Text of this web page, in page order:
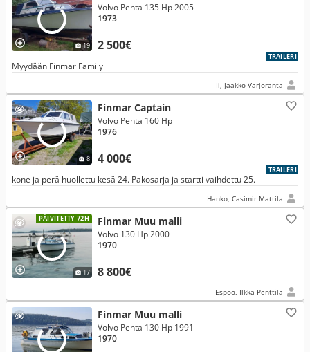
19 2 500€
Volvo Penta 135 Hp 2005
1973
TRAILERI
Myydään Finmar Family
Ii, Jaakko Varjoranta
8
Finmar Captain
4 000€
Volvo Penta 160 Hp
1976
TRAILERI
kone ja perä huollettu kesä 24. Pakosarja ja startti vaihdettu 25.
Hanko, Casimir Mattila
PÄIVITETTY 72H
17
Finmar Muu malli
8 800€
Volvo 130 Hp 2000
1970
Espoo, Ilkka Penttilä
Finmar Muu malli
Volvo Penta 130 Hp 1991
1970